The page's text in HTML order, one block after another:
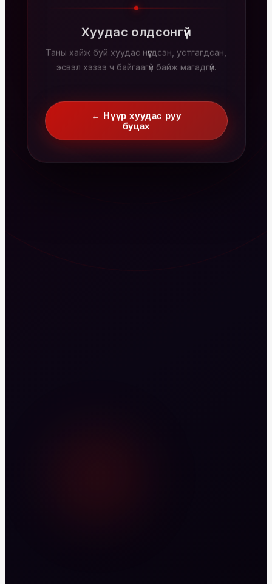
Хуудас олдсонгүй
Таны хайж буй хуудас нүүгдсэн, устгагдсан,
эсвэл хэзээ ч байгаагүй байж магадгүй.
← Нүүр хуудас руу
буцах